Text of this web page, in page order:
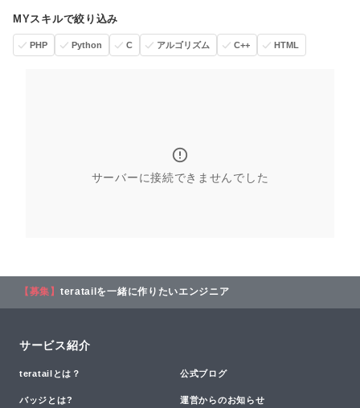
MYスキルで絞り込み
PHP Python C アルゴリズム C++ HTML
サーバーに接続できませんでした
【募集】 teratailを一緒に作りたいエンジニア
サービス紹介
teratailとは？ 公式ブログ
バッジとは? 運営からのお知らせ